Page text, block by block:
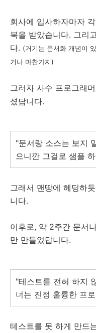
회사에 입사하자마자
북을 받았습니다. 그리
다. (거기는 문서화 개념이
거나 마찬가지)
그러자 사수 프로그래
셨답니다.
"문서랑 소스는 보지
으니깐 그걸로 샘플
그래서 맨땅에 헤딩하
니다.
이후로, 약 2주간 문서
만 만들었답니다.
"테스트를 전혀 하지
너는 진정 훌륭한 프
테스트를 못 하게 만드